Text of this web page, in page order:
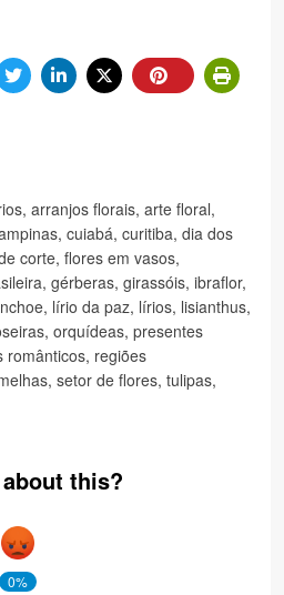
, arranjos florais, arte floral,
, cuiabá, curitiba, dia dos
corte, flores em vasos,
, gérberas, girassóis, ibraflor,
, lírio da paz, lírios, lisianthus,
, orquídeas, presentes
românticos, regiões
, setor de flores, tulipas,
this?
0%